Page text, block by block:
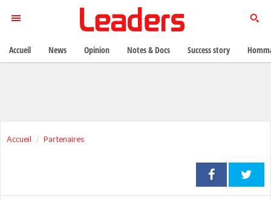
Accueil Partenaires
Accueil News Opinion Notes & Docs Success story